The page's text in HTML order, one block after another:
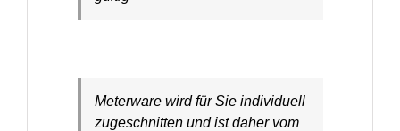
Meterware wird für Sie individuell
zugeschnitten und ist daher vom